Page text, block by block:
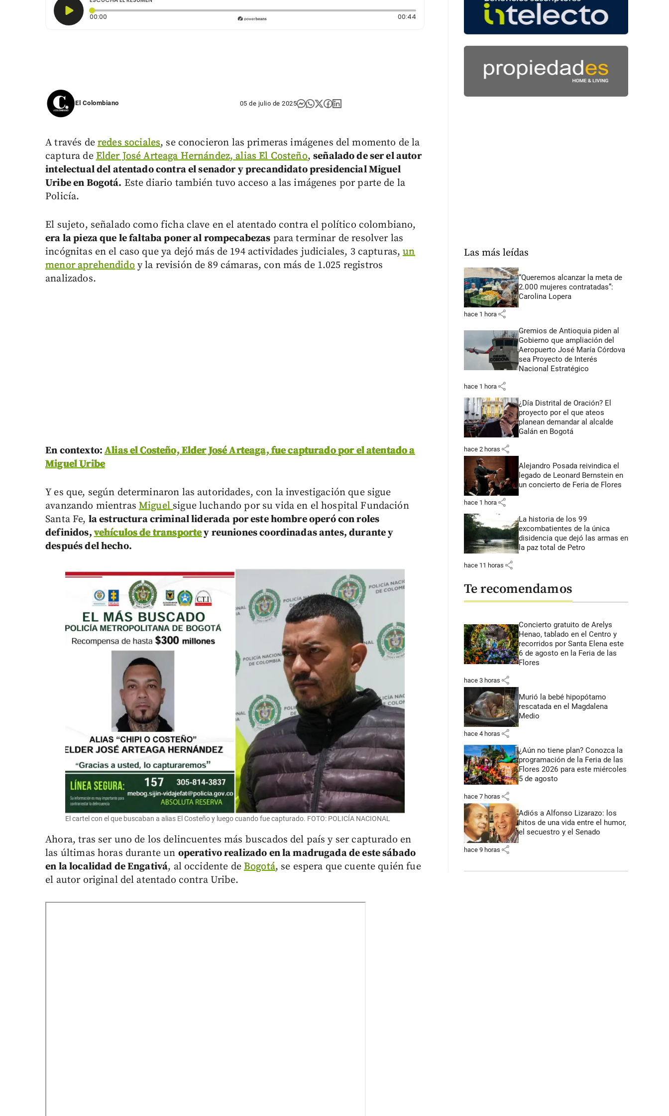
00:00
00:44Duración: 44 segundos
El Colombiano 05 de julio de 2025
A través de redes sociales, se conocieron las primeras imágenes del momento de la
captura deElder José Arteaga Hernández, alias El Costeño,señalado de ser el autor
intelectual del atentado contra el senador y precandidato presidencial Miguel
Uribe en Bogotá. Este diario también tuvo acceso a las imágenes por parte de la
Policía.
El sujeto, señalado como ficha clave en el atentado contra el político colombiano,
era la pieza que le faltaba poner al rompecabezas para terminar de resolver las
incógnitas en el caso que ya dejó más de 194 actividades judiciales, 3 capturas,un
menor aprehendidoy la revisión de 89 cámaras, con más de 1.025 registros
analizados.
En contexto:Alias el Costeño, Elder José Arteaga, fue capturado por el atentado a
Miguel Uribe
Y es que, según determinaron las autoridades, con la investigación que sigue
avanzando mientrasMiguelsigue luchando por su vida en el hospital Fundación
Santa Fe, la estructura criminal liderada por este hombre operó con roles
definidos,vehículos de transportey reuniones coordinadas antes, durante y
después del hecho.
El cartel con el que buscaban a alias El Costeño y luego cuando fue capturado. FOTO: POLICÍA NACIONAL
Ahora, tras ser uno de los delincuentes más buscados del país y ser capturado en
las últimas horas durante un operativo realizado en la madrugada de este sábado
en la localidad de Engativá, al occidente de Bogotá, se espera que cuente quién fue
el autor original del atentado contra Uribe.
Las más leídas
“Queremos alcanzar la meta de
2.000 mujeres contratadas”:
Carolina Lopera
hace 1 hora share
Gremios de Antioquia piden al
Gobierno que ampliación del
Aeropuerto José María Córdova
sea Proyecto de Interés
Nacional Estratégico
hace 1 hora share
¿Día Distrital de Oración? El
proyecto por el que ateos
planean demandar al alcalde
Galán en Bogotá
hace 2 horas share
Alejandro Posada reivindica el
legado de Leonard Bernstein en
un concierto de Feria de Flores
hace 1 hora share
La historia de los 99
excombatientes de la única
disidencia que dejó las armas en
la paz total de Petro
hace 11 horas share
Te recomendamos
Concierto gratuito de Arelys
Henao, tablado en el Centro y
recorridos por Santa Elena este
6 de agosto en la Feria de las
Flores
hace 3 horas share
Murió la bebé hipopótamo
rescatada en el Magdalena
Medio
hace 4 horas share
¿Aún no tiene plan? Conozca la
programación de la Feria de las
Flores 2026 para este miércoles
5 de agosto
hace 7 horas share
Adiós a Alfonso Lizarazo: los
hitos de una vida entre el humor,
el secuestro y el Senado
hace 9 horas share